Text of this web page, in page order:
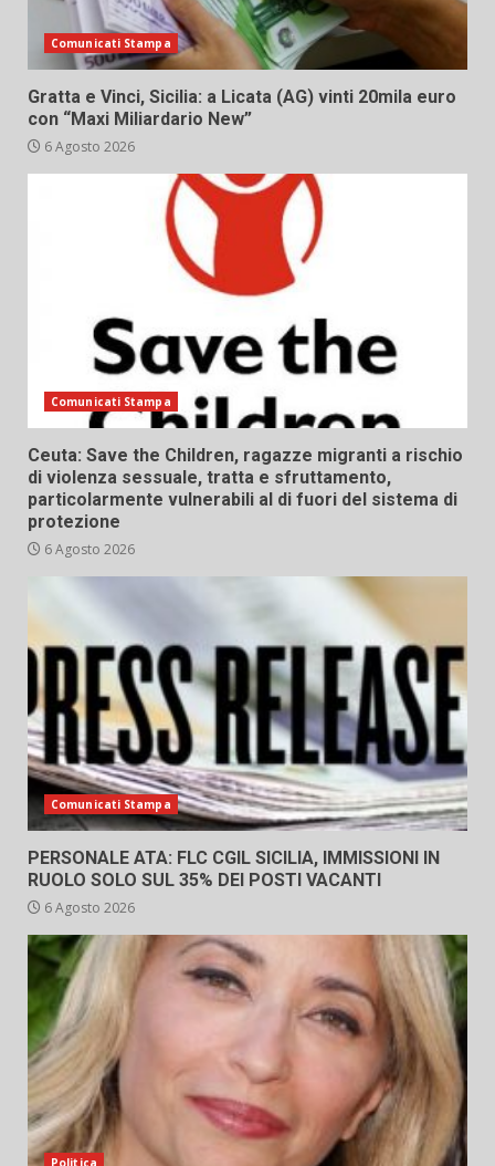
Comunicati Stampa
Gratta e Vinci, Sicilia: a Licata (AG) vinti 20mila euro
con “Maxi Miliardario New”
6 Agosto 2026
Comunicati Stampa
Ceuta: Save the Children, ragazze migranti a rischio
di violenza sessuale, tratta e sfruttamento,
particolarmente vulnerabili al di fuori del sistema di
protezione
6 Agosto 2026
Comunicati Stampa
PERSONALE ATA: FLC CGIL SICILIA, IMMISSIONI IN
RUOLO SOLO SUL 35% DEI POSTI VACANTI
6 Agosto 2026